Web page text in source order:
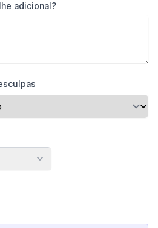
adicional?